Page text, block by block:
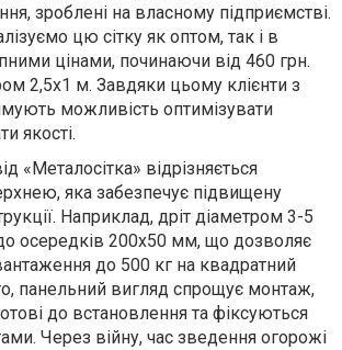
зроблені на власному підприємстві.
цю сітку як оптом, так і в
цінами, починаючи від 460 грн.
2,5x1 м. Завдяки цьому клієнти з
можливість оптимізувати
якості.
«Металосітка» відрізняється
яка забезпечує підвищену
Наприклад, дріт діаметром 3-5
осередків 200x50 мм, що дозволяє
до 500 кг на квадратний
панельний вигляд спрощує монтаж,
до встановлення та фіксуються
Через війну, час зведення огорожі